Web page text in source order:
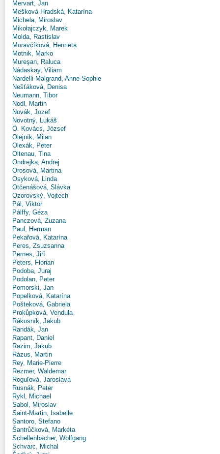
Mervart, Jan
Mešková Hradská, Katarína
Michela, Miroslav
Mikołajczyk, Marek
Molda, Rastislav
Moravčíková, Henrieta
Motnik, Marko
Mureşan, Raluca
Nádaskay, Viliam
Nardelli-Malgrand, Anne-Sophie
Nešťáková, Denisa
Neumann, Tibor
Nodl, Martin
Novák, Jozef
Novotný, Lukáš
Ö. Kovács, József
Olejník, Milan
Olexák, Peter
Oltenau, Tina
Ondrejka, Andrej
Orosová, Martina
Osyková, Linda
Otčenášová, Slávka
Ozorovský, Vojtech
Pál, Viktor
Pálffy, Géza
Panczová, Zuzana
Paul, Herman
Pekařová, Katarína
Peres, Zsuzsanna
Pernes, Jiří
Peters, Florian
Podoba, Juraj
Podolan, Peter
Pomorski, Jan
Popelková, Katarína
Pošteková, Gabriela
Prokůpková, Vendula
Rákosník, Jakub
Randák, Jan
Rapant, Daniel
Razim, Jakub
Rázus, Martin
Rey, Marie-Pierre
Rezmer, Waldemar
Roguľová, Jaroslava
Rusnák, Peter
Rykl, Michael
Sabol, Miroslav
Saint-Martin, Isabelle
Santoro, Stefano
Šantrůčková, Markéta
Schellenbacher, Wolfgang
Schvarc, Michal